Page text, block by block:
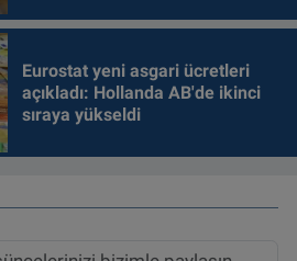
Eurostat yeni asgari ücretleri
açıkladı: Hollanda AB'de ikinci
sıraya yükseldi